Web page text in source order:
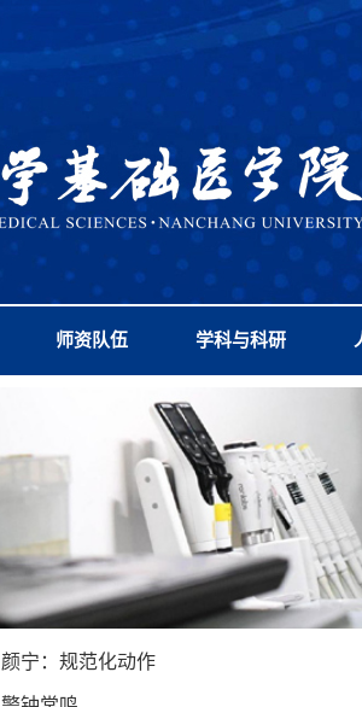
师资队伍 学科与科研
颜宁：规范化动作